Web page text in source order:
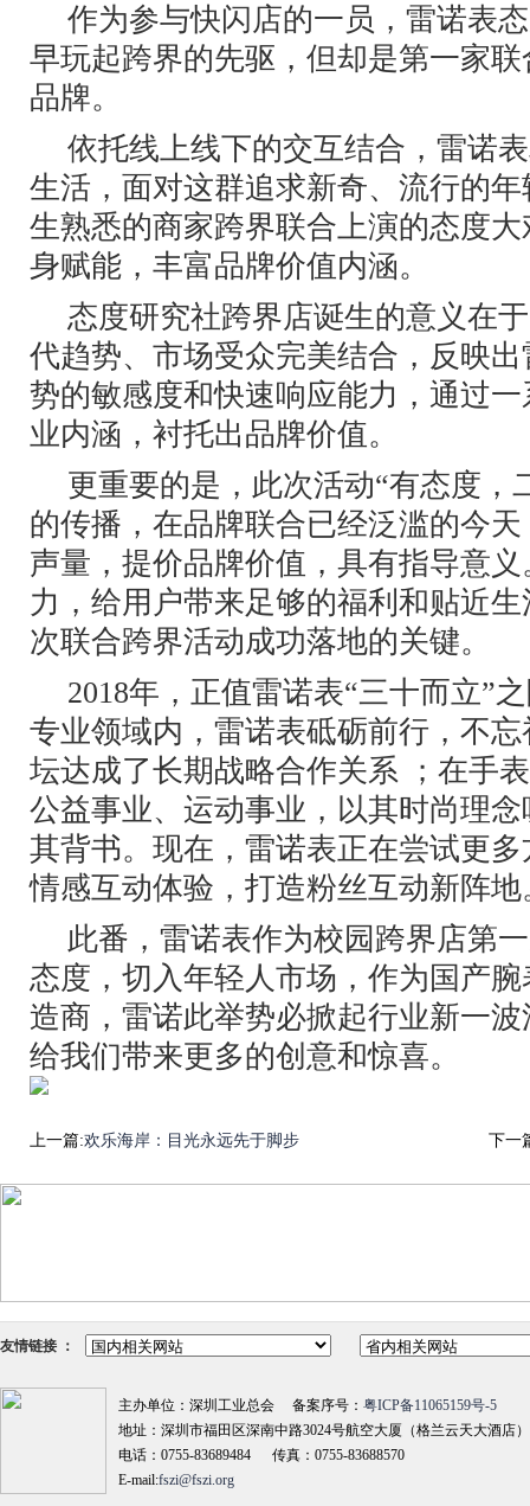
作为参与快闪店的一员，雷诺表
早玩起跨界的先驱，但却是第一家
品牌。
依托线上线下的交互结合，雷诺
生活，面对这群追求新奇、流行的
生熟悉的商家跨界联合上演的态度
身赋能，丰富品牌价值内涵。
态度研究社跨界店诞生的意义在
代趋势、市场受众完美结合，反映
势的敏感度和快速响应能力，通过
业内涵，衬托出品牌价值。
更重要的是，此次活动“有态度，
的传播，在品牌联合已经泛滥的今
声量，提价品牌价值，具有指导意
力，给用户带来足够的福利和贴近
次联合跨界活动成功落地的关键。
2018年，正值雷诺表“三十而立”
专业领域内，雷诺表砥砺前行，不
坛达成了长期战略合作关系 ；在手
公益事业、运动事业，以其时尚理
其背书。现在，雷诺表正在尝试更
情感互动体验，打造粉丝互动新阵地
此番，雷诺表作为校园跨界店第
态度，切入年轻人市场，作为国产
造商，雷诺此举势必掀起行业新一
给我们带来更多的创意和惊喜。
上一篇:欢乐海岸：目光永远先于脚步 下一
友情链接 ：
主办单位：深圳工业总会 备案序号： 粤ICP备11065159号-5
地址：深圳市福田区深南中路3024号航空大厦（格兰云天大酒店
电话：0755-83689484 传真：0755-83688570
E-mail:fszi@fszi.org